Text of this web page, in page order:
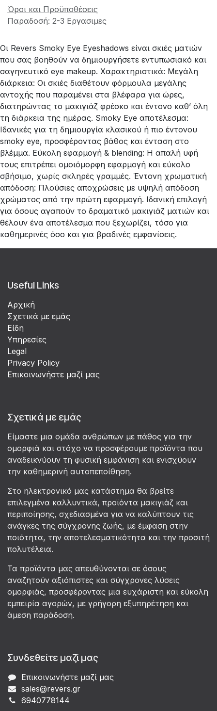
Όροι και Προϋποθέσεις
Παραδοσή: 2-3 Εργασιμες
Οι Revers Smoky Eye Eyeshadows είναι σκιές ματιών
που σας βοηθούν να δημιουργήσετε εντυπωσιακό και
σαγηνευτικό eye makeup. Χαρακτηριστικά: Μεγάλη
διάρκεια: Οι σκιές διαθέτουν φόρμουλα μεγάλης
αντοχής που παραμένει στα βλέφαρα για ώρες,
διατηρώντας το μακιγιάζ φρέσκο και έντονο καθ’ όλη
τη διάρκεια της ημέρας. Smoky Eye αποτέλεσμα:
Ιδανικές για τη δημιουργία κλασικού ή πιο έντονου
smoky eye, προσφέροντας βάθος και ένταση στο
βλέμμα. Εύκολη εφαρμογή & blending: Η απαλή υφή
τους επιτρέπει ομοιόμορφη εφαρμογή και εύκολο
σβήσιμο, χωρίς σκληρές γραμμές. Έντονη χρωματική
απόδοση: Πλούσιες αποχρώσεις με υψηλή απόδοση
χρώματος από την πρώτη εφαρμογή. Ιδανική επιλογή
για όσους αγαπούν το δραματικό μακιγιάζ ματιών και
θέλουν ένα αποτέλεσμα που ξεχωρίζει, τόσο για
καθημερινές όσο και για βραδινές εμφανίσεις.
Useful Links
Αρχική
Σχετικά με εμάς
Είδη
Υπηρεσίες
Legal
Privacy Policy
Επικοινωνήστε μαζί μας
Σχετικά με εμάς
Είμαστε μια ομάδα ανθρώπων με πάθος για την
ομορφιά και στόχο να προσφέρουμε προϊόντα που
αναδεικνύουν τη φυσική εμφάνιση και ενισχύουν
την καθημερινή αυτοπεποίθηση.
Στο ηλεκτρονικό μας κατάστημα θα βρείτε
επιλεγμένα καλλυντικά, προϊόντα μακιγιάζ και
περιποίησης, σχεδιασμένα για να καλύπτουν τις
ανάγκες της σύγχρονης ζωής, με έμφαση στην
ποιότητα, την αποτελεσματικότητα και την προσιτή
πολυτέλεια.
Τα προϊόντα μας απευθύνονται σε όσους
αναζητούν αξιόπιστες και σύγχρονες λύσεις
ομορφιάς, προσφέροντας μια ευχάριστη και εύκολη
εμπειρία αγορών, με γρήγορη εξυπηρέτηση και
άμεση παράδοση.
Συνδεθείτε μαζί μας
Επικοινωνήστε μαζί μας
sales@revers.gr
6940778144